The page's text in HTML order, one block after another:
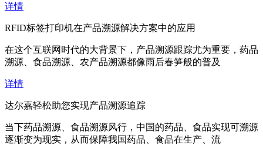
详情
RFID标签打印机在产品溯源解决方案中的应用
在这个互联网时代的大背景下，产品溯源跟踪尤为重要，药品
溯源、食品溯源、农产品溯源都像雨后春笋般的普及
详情
达尔嘉轻松助您实现产品溯源追踪
当下药品溯源、食品溯源风行，中国的药品、食品实现可溯源
逐渐变为现实，从而保障我国药品、食品在生产、流